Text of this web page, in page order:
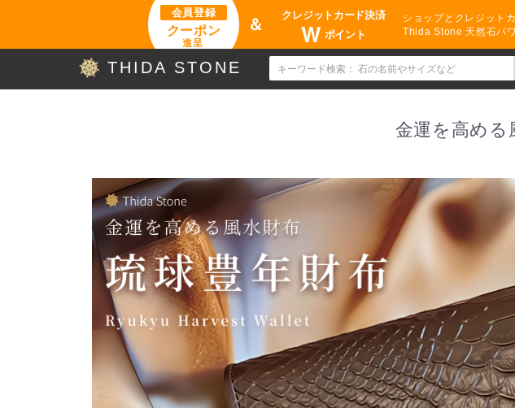
会員登録
クーポン
進呈
＆
クレジットカード決済
W ポイント
ショップとクレジット
Thida Stone 天然石パ
THIDA STONE
金運を高める